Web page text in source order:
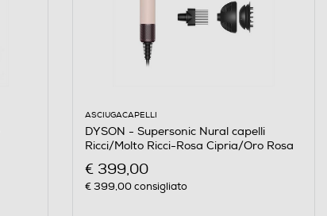
ASCIUGACAPELLI
DYSON - Supersonic Nural capelli
Ricci/Molto Ricci-Rosa Cipria/Oro Rosa
€ 399,00
€ 399,00consigliato